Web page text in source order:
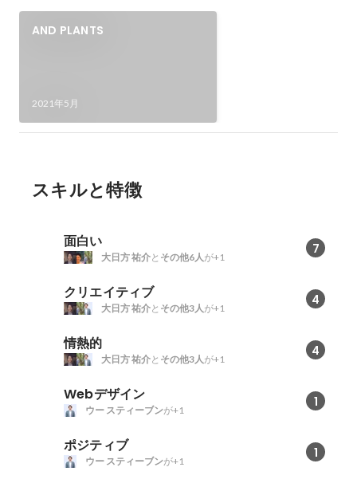
AND PLANTS
2021年5月
スキルと特徴
面白い 7
大日方 祐介と その他6人が+1
クリエイティブ 4
大日方 祐介と その他3人が+1
情熱的 4
大日方 祐介と その他3人が+1
Webデザイン 1
ウー スティーブンが+1
ポジティブ 1
ウー スティーブンが+1